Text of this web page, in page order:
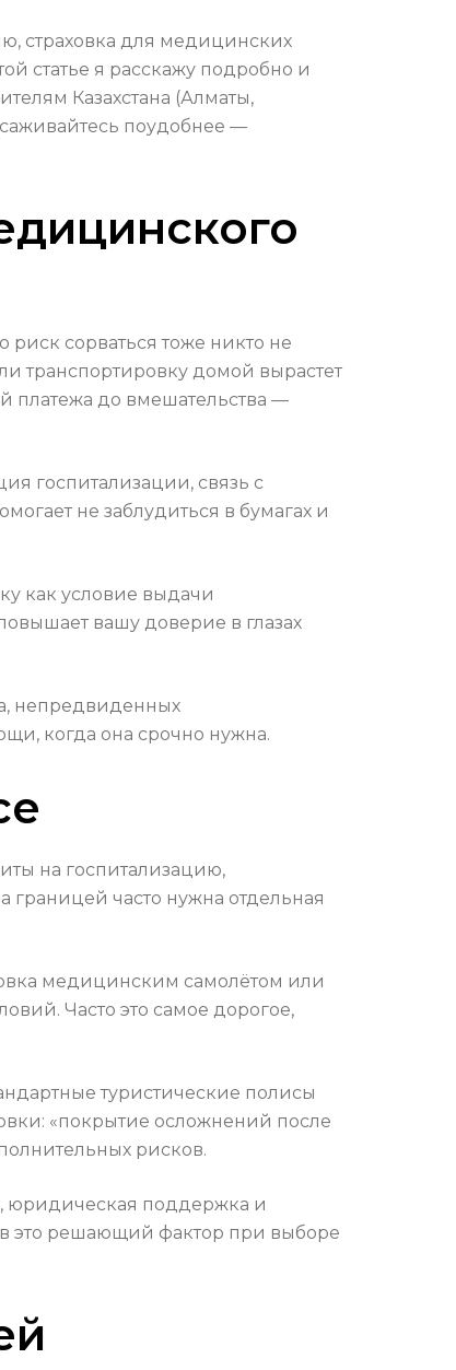
страховка для медицинских
статье я расскажу подробно и
Казахстана (Алматы,
поудобнее —
сорваться тоже никто не
транспортировку домой вырастет
платежа до вмешательства —
госпитализации, связь с
не заблудиться в бумагах и
как условие выдачи
вашу доверие в глазах
непредвиденных
когда она срочно нужна.
на госпитализацию,
границей часто нужна отдельная
медицинским самолётом или
Часто это самое дорогое,
туристические полисы
«покрытие осложнений после
рисков.
юридическая поддержка и
это решающий фактор при выборе